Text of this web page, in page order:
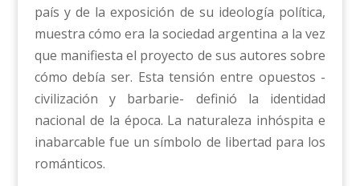
país y de la exposición de su ideología política,
muestra cómo era la sociedad argentina a la vez
que manifiesta el proyecto de sus autores sobre
cómo debía ser. Esta tensión entre opuestos -
civilización y barbarie- definió la identidad
nacional de la época. La naturaleza inhóspita e
inabarcable fue un símbolo de libertad para los
románticos.